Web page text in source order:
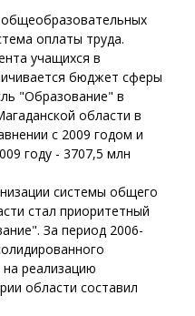
общеобразовательных
оплаты труда.
учащихся в
бюджет сферы
"Образование" в
области в
с 2009 годом и
году - 3707,5 млн
системы общего
стал приоритетный
За период 2006-
реализацию
области составил